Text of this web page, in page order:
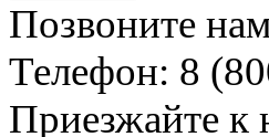
Позвоните
Телефон: 8
Приезжайте к